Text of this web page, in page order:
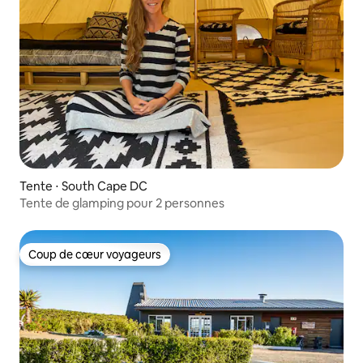
Tente ⋅ South Cape DC
Tente de glamping pour 2 personnes
Coup de cœur voyageurs
Coup de cœur voyageurs